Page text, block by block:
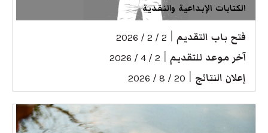
الكتابات الإبداعية والنقدية
فتح باب التقديم 2 / 2 / 2026
آخر موعد للتقديم 2 / 4 / 2026
إعلان النتائج 20 / 8 / 2026